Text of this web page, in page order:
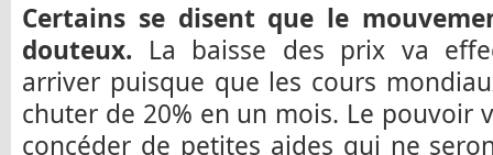
Certains se disent que le
douteux. La baisse des prix va
arriver puisque que les cours
chuter de 20% en un mois. Le pouvoir
concéder de petites aides qui ne